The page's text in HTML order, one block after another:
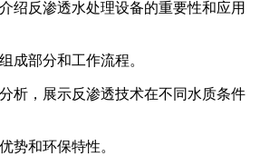
绍反渗透水处理设备的重要性和应用
成部分和工作流程。
析，展示反渗透技术在不同水质条件
势和环保特性。